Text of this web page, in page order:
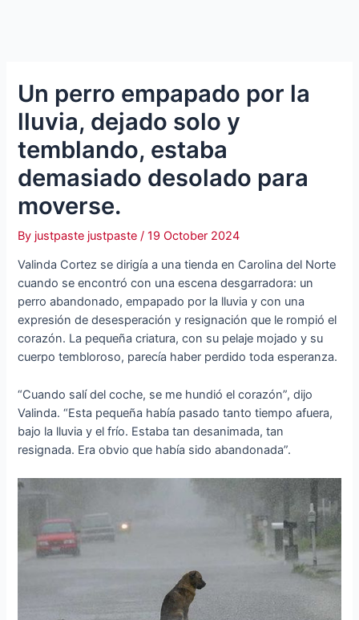
Un perro empapado por la
lluvia, dejado solo y
temblando, estaba
demasiado desolado para
moverse.
By justpaste justpaste/19 October 2024
Valinda Cortez se dirigía a una tienda en Carolina del Norte
cuando se encontró con una escena desgarradora: un
perro abandonado, empapado por la lluvia y con una
expresión de desesperación y resignación que le rompió el
corazón. La pequeña criatura, con su pelaje mojado y su
cuerpo tembloroso, parecía haber perdido toda esperanza.
“Cuando salí del coche, se me hundió el corazón”, dijo
Valinda. “Esta pequeña había pasado tanto tiempo afuera,
bajo la lluvia y el frío. Estaba tan desanimada, tan
resignada. Era obvio que había sido abandonada”.